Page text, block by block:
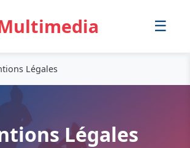
☰
Légales
Légales